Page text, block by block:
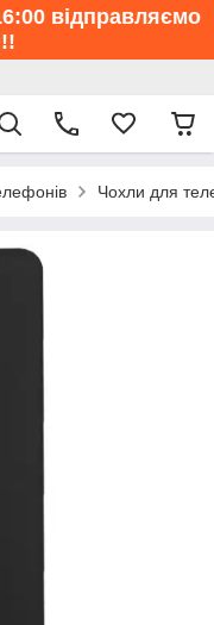
відправляємо
Чохли для